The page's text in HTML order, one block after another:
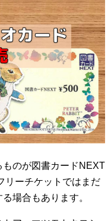
のが図書カードNEXT
リーチケットではまだ
場合もあります。